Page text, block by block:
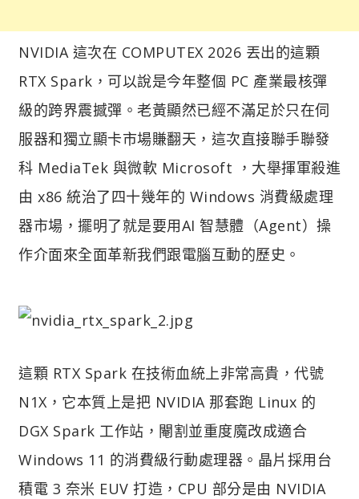
NVIDIA 這次在 COMPUTEX 2026 丟出的這顆
RTX Spark，可以說是今年整個 PC 產業最核彈
級的跨界震撼彈。老黃顯然已經不滿足於只在伺
服器和獨立顯卡市場賺翻天，這次直接聯手聯發
科 MediaTek 與微軟 Microsoft ，大舉揮軍殺進
由 x86 統治了四十幾年的 Windows 消費級處理
器市場，擺明了就是要用AI 智慧體（Agent）操
作介面來全面革新我們跟電腦互動的歷史。
這顆 RTX Spark 在技術血統上非常高貴，代號
N1X，它本質上是把 NVIDIA 那套跑 Linux 的
DGX Spark 工作站，閹割並重度魔改成適合
Windows 11 的消費級行動處理器。晶片採用台
積電 3 奈米 EUV 打造，CPU 部分是由 NVIDIA